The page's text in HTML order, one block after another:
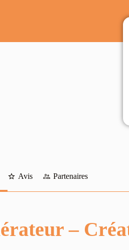
Avis Partenaires
–